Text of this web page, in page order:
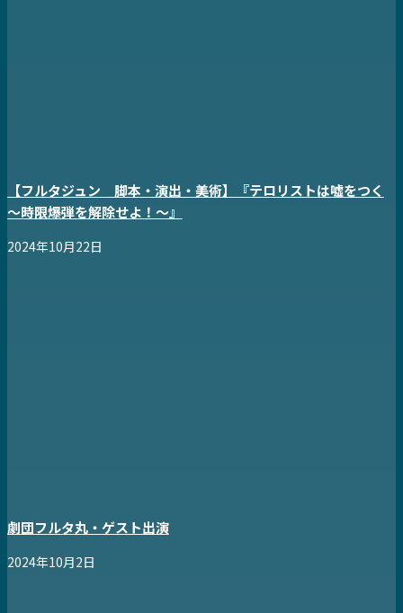
【フルタジュン 脚本・演出・美術】『テロリストは嘘をつく
～時限爆弾を解除せよ！～』
2024年10月22日
劇団フルタ丸・ゲスト出演
2024年10月2日